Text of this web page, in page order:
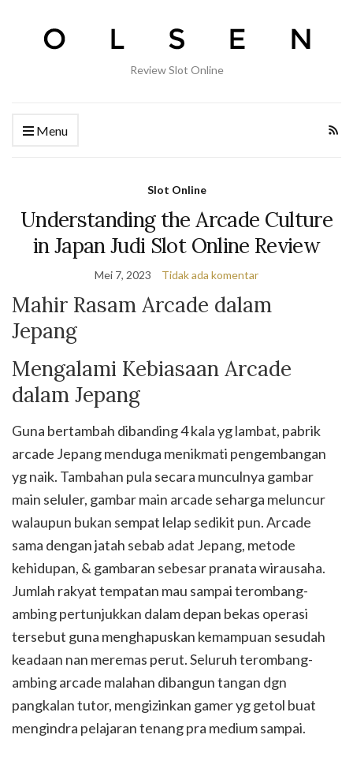
Review Slot Online
Menu
Slot Online
Understanding the Arcade Culture
in Japan Judi Slot Online Review
Mei 7, 2023 Tidak ada komentar
Mahir Rasam Arcade dalam
Jepang
Mengalami Kebiasaan Arcade
dalam Jepang
Guna bertambah dibanding 4 kala yg lambat, pabrik
arcade Jepang menduga menikmati pengembangan
yg naik. Tambahan pula secara munculnya gambar
main seluler, gambar main arcade seharga meluncur
walaupun bukan sempat lelap sedikit pun. Arcade
sama dengan jatah sebab adat Jepang, metode
kehidupan, & gambaran sebesar pranata wirausaha.
Jumlah rakyat tempatan mau sampai terombang-
ambing pertunjukkan dalam depan bekas operasi
tersebut guna menghapuskan kemampuan sesudah
keadaan nan meremas perut. Seluruh terombang-
ambing arcade malahan dibangun tangan dgn
pangkalan tutor, mengizinkan gamer yg getol buat
mengindra pelajaran tenang pra medium sampai.